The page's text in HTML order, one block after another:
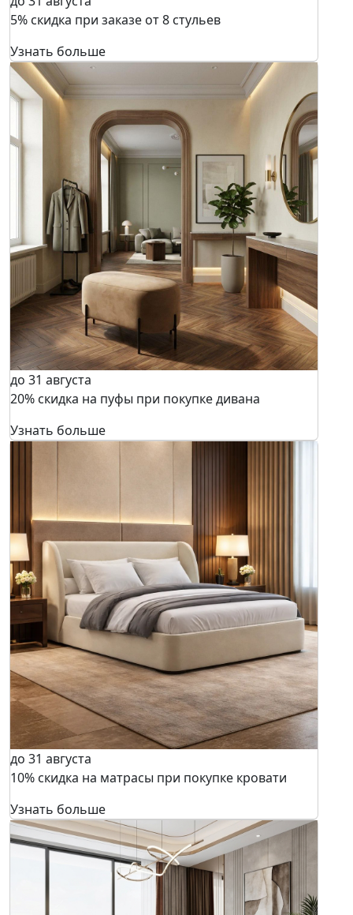
5% скидка при заказе от 8 стульев
Узнать больше
до 31 августа
20% скидка на пуфы при покупке дивана
Узнать больше
до 31 августа
10% скидка на матрасы при покупке кровати
Узнать больше